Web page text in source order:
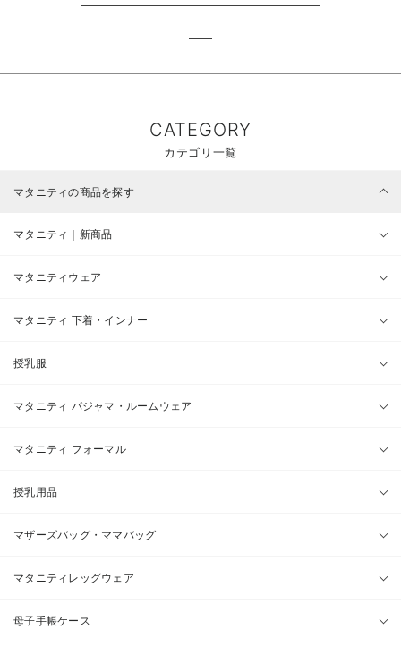
CATEGORY
カテゴリ一覧
マタニティの商品を探す
マタニティ｜新商品
マタニティウェア
マタニティ 下着・インナー
授乳服
マタニティ パジャマ・ルームウェア
マタニティ フォーマル
授乳用品
マザーズバッグ・ママバッグ
マタニティレッグウェア
母子手帳ケース